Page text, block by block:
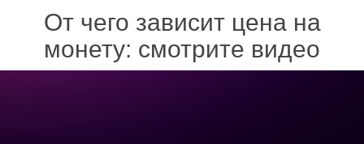
От чего зависит цена на
монету: смотрите видео